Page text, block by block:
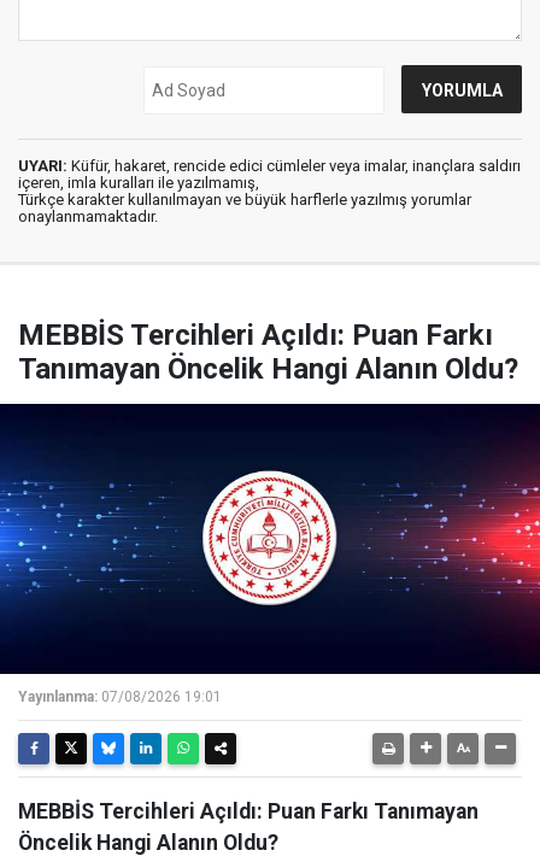
UYARI: Küfür, hakaret, rencide edici cümleler veya imalar, inançlara saldırı
içeren, imla kuralları ile yazılmamış,
Türkçe karakter kullanılmayan ve büyük harflerle yazılmış yorumlar
onaylanmamaktadır.
MEBBİS Tercihleri Açıldı: Puan Farkı
Tanımayan Öncelik Hangi Alanın Oldu?
Yayınlanma: 07/08/2026 19:01
MEBBİS Tercihleri Açıldı: Puan Farkı Tanımayan
Öncelik Hangi Alanın Oldu?